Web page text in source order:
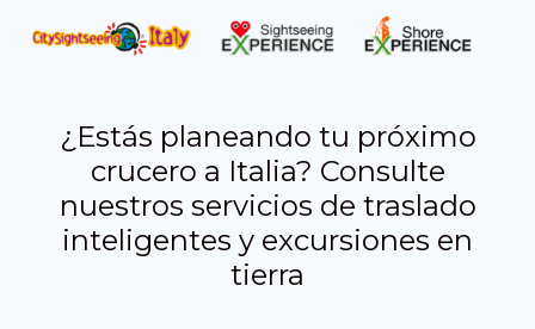
¿Estás planeando tu próximo
crucero a Italia? Consulte
nuestros servicios de traslado
inteligentes y excursiones en
tierra